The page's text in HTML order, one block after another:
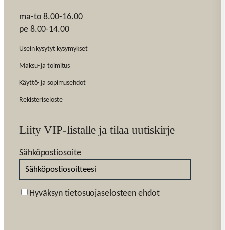
ma-to 8.00-16.00
pe 8.00-14.00
Usein kysytyt kysymykset
Maksu- ja toimitus
Käyttö- ja sopimusehdot
Rekisteriseloste
Liity VIP-listalle ja tilaa uutiskirje
Sähköpostiosoite
Suostumus
Hyväksyn tietosuojaselosteen ehdot